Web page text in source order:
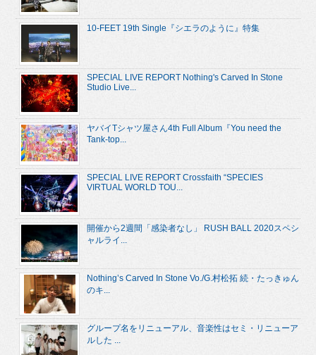
10-FEET 19th Single『シエラのように』特集
SPECIAL LIVE REPORT Nothing's Carved In Stone
Studio Live...
ヤバイTシャツ屋さん4th Full Album『You need the
Tank-top...
SPECIAL LIVE REPORT Crossfaith “SPECIES
VIRTUAL WORLD TOU...
開催から2週間「感染者なし」 RUSH BALL 2020スペシ
ャルライ...
Nothing’s Carved In Stone Vo./G.村松拓 続・たっきゅん
のキ...
グループ名をリニューアル、音楽性はセミ・リニューア
ルした ...